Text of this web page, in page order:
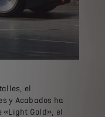
el
y Acabados ha
«Light Gold», el